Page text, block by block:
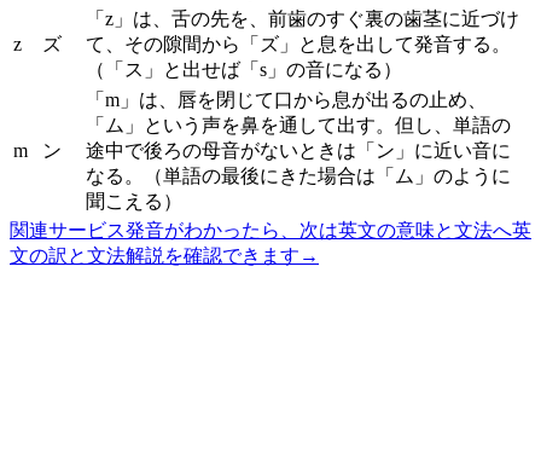
z ズ
「z」は、舌の先を、前歯のすぐ裏の歯茎に近づけ
て、その隙間から「ズ」と息を出して発音する。
（「ス」と出せば「s」の音になる）
m ン
「m」は、唇を閉じて口から息が出るの止め、
「ム」という声を鼻を通して出す。但し、単語の
途中で後ろの母音がないときは「ン」に近い音に
なる。（単語の最後にきた場合は「ム」のように
聞こえる）
関連サービス発音がわかったら、次は英文の意味と文法へ英
文の訳と文法解説を確認できます →